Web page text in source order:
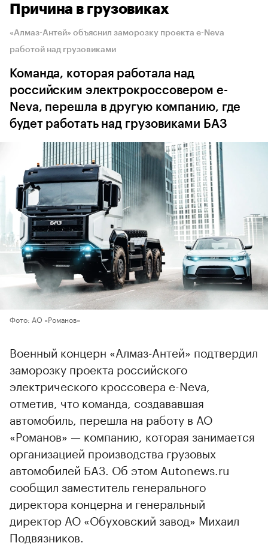
Причина в грузовиках
«Алмаз-Антей» объяснил заморозку проекта e-Neva
работой над грузовиками
Команда, которая работала над
российским электрокроссовером e-
Neva, перешла в другую компанию, где
будет работать над грузовиками БАЗ
Фото: АО «Романов»
Военный концерн «Алмаз-Антей» подтвердил
заморозку проекта российского
электрического кроссовера e-Neva,
отметив, что команда, создававшая
автомобиль, перешла на работу в АО
«Романов» — компанию, которая занимается
организацией производства грузовых
автомобилей БАЗ. Об этом Autonews.ru
сообщил заместитель генерального
директора концерна и генеральный
директор АО «Обуховский завод» Михаил
Подвязников.